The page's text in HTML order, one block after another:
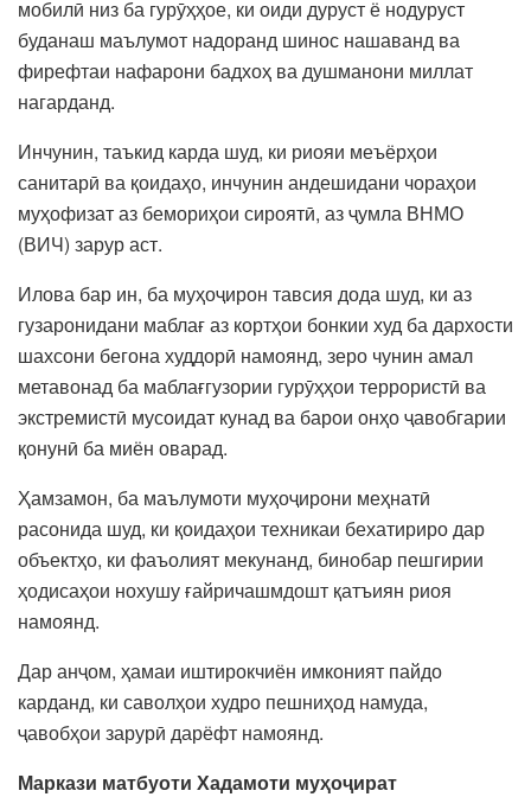
мобилӣ низ ба гурӯҳҳое, ки оиди дуруст ё нодуруст
буданаш маълумот надоранд шинос нашаванд ва
фирефтаи нафарони бадхоҳ ва душманони миллат
нагарданд.
Инчунин, таъкид карда шуд, ки риояи меъёрҳои
санитарӣ ва қоидаҳо, инчунин андешидани чораҳои
муҳофизат аз бемориҳои сироятӣ, аз ҷумла ВНМО
(ВИЧ) зарур аст.
Илова бар ин, ба муҳоҷирон тавсия дода шуд, ки аз
гузаронидани маблағ аз кортҳои бонкии худ ба дархости
шахсони бегона худдорӣ намоянд, зеро чунин амал
метавонад ба маблағгузории гурӯҳҳои террористӣ ва
экстремистӣ мусоидат кунад ва барои онҳо ҷавобгарии
қонунӣ ба миён оварад.
Ҳамзамон, ба маълумоти муҳоҷирони меҳнатӣ
расонида шуд, ки қоидаҳои техникаи бехатириро дар
объектҳо, ки фаъолият мекунанд, бинобар пешгирии
ҳодисаҳои нохушу ғайричашмдошт қатъиян риоя
намоянд.
Дар анҷом, ҳамаи иштирокчиён имконият пайдо
карданд, ки саволҳои худро пешниҳод намуда,
ҷавобҳои зарурӣ дарёфт намоянд.
Маркази матбуоти Хадамоти муҳоҷират